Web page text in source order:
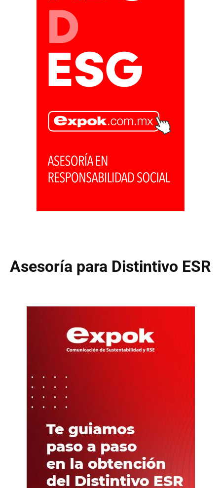
Asesoría para Distintivo ESR